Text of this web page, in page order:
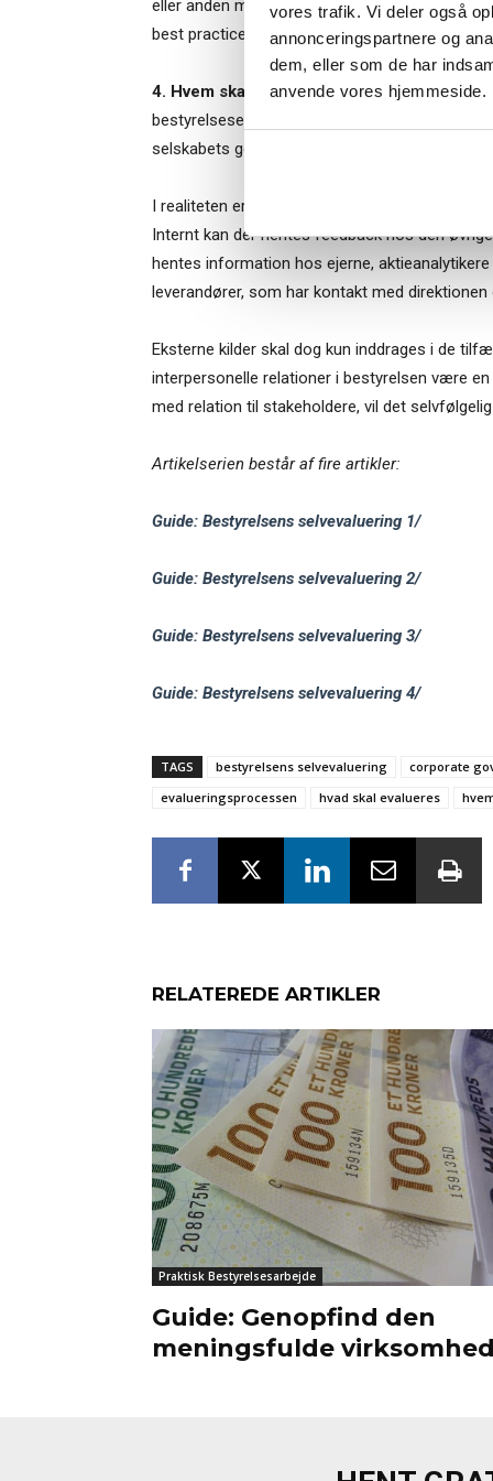
vores trafik. Vi deler også
annonceringspartnere og
dem, eller som de har
anvende vores hjemmeside.
eller anden måde. Forfatterne anbefaler, at
best practice for god corporate governance.
4. Hvem skal spørges: For det meste bliver
bestyrelsesevalueringen. Dermed udnyttes
selskabets governance system.
I realiteten er der mulighed for at trække på
Internt kan der hentes feedback hos den
hentes information hos ejerne,
leverandører, som har kontakt med
Eksterne kilder skal dog kun inddrages i de
interpersonelle relationer i bestyrelsen være
med relation til stakeholdere, vil det
Artikelserien består af fire artikler:
Guide: Bestyrelsens selvevaluering 1/
Guide: Bestyrelsens selvevaluering 2/
Guide: Bestyrelsens selvevaluering 3/
Guide: Bestyrelsens selvevaluering 4/
TAGS bestyrelsens selvevaluering
corporate
evalueringsprocessen
hvad skal evalueres
RELATEREDE ARTIKLER
Praktisk Bestyrelsesarbejde
Guide: Genopfind den
meningsfulde
Når du